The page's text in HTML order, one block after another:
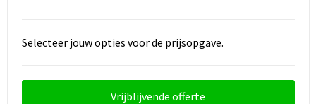
Selecteer jouw opties voor de prijsopgave.
Vrijblijvende offerte